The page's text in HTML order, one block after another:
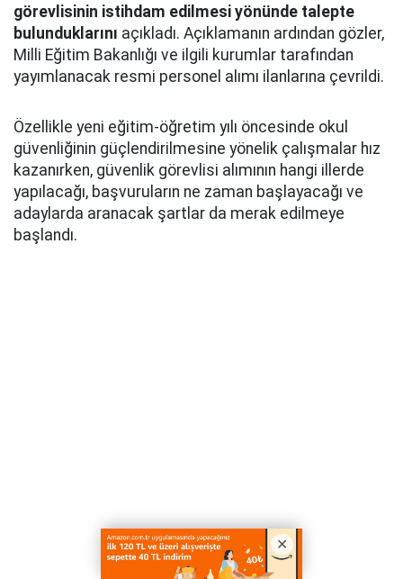
görevlisinin istihdam edilmesi yönünde talepte
bulunduklarını açıkladı. Açıklamanın ardından gözler,
Milli Eğitim Bakanlığı ve ilgili kurumlar tarafından
yayımlanacak resmi personel alımı ilanlarına çevrildi.
Özellikle yeni eğitim-öğretim yılı öncesinde okul
güvenliğinin güçlendirilmesine yönelik çalışmalar hız
kazanırken, güvenlik görevlisi alımının hangi illerde
yapılacağı, başvuruların ne zaman başlayacağı ve
adaylarda aranacak şartlar da merak edilmeye
başlandı.